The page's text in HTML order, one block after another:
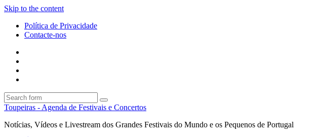
Skip to the content
Política de Privacidade
Contacte-nos
Search
Toupeiras - Agenda de Festivais e Concertos
Notícias, Vídeos e Livestream dos Grandes Festivais do Mundo e os Pequenos de Portugal